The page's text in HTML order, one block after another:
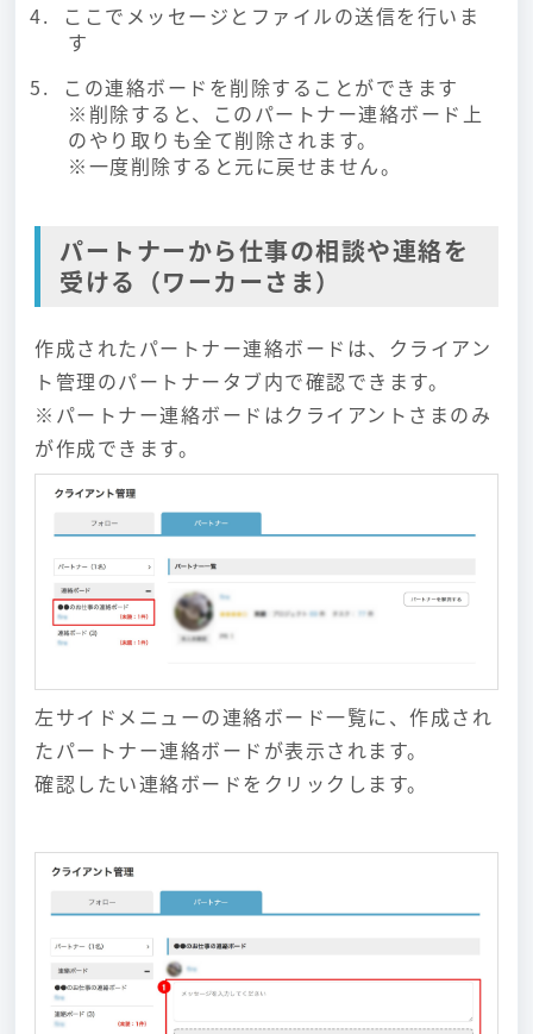
ここでメッセージとファイルの送信を行いま
す
この連絡ボードを削除することができます
※削除すると、このパートナー連絡ボード上
のやり取りも全て削除されます。
※一度削除すると元に戻せません。
パートナーから仕事の相談や連絡を
受ける（ワーカーさま）
作成されたパートナー連絡ボードは、クライアン
ト管理のパートナータブ内で確認できます。
※パートナー連絡ボードはクライアントさまのみ
が作成できます。
左サイドメニューの連絡ボード一覧に、作成され
たパートナー連絡ボードが表示されます。
確認したい連絡ボードをクリックします。